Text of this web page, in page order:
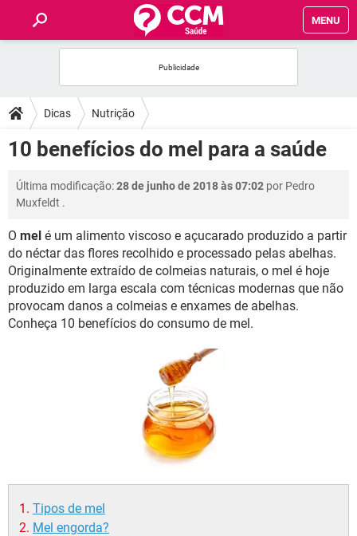
MENU
FÓRUM
SAÚDE
FAMÍLIA
BEM-ESTAR
SEXUALIDADE
Dicas Nutrição
10 benefícios do mel para a saúde
Última modificação:28 de junho de 2018 às 07:02 por Pedro
Muxfeldt .
O mel é um alimento viscoso e açucarado produzido a partir
do néctar das flores recolhido e processado pelas abelhas.
Originalmente extraído de colmeias naturais, o mel é hoje
produzido em larga escala com técnicas modernas que não
provocam danos a colmeias e enxames de abelhas.
Conheça 10 benefícios do consumo de mel.
Tipos de mel
Mel engorda?